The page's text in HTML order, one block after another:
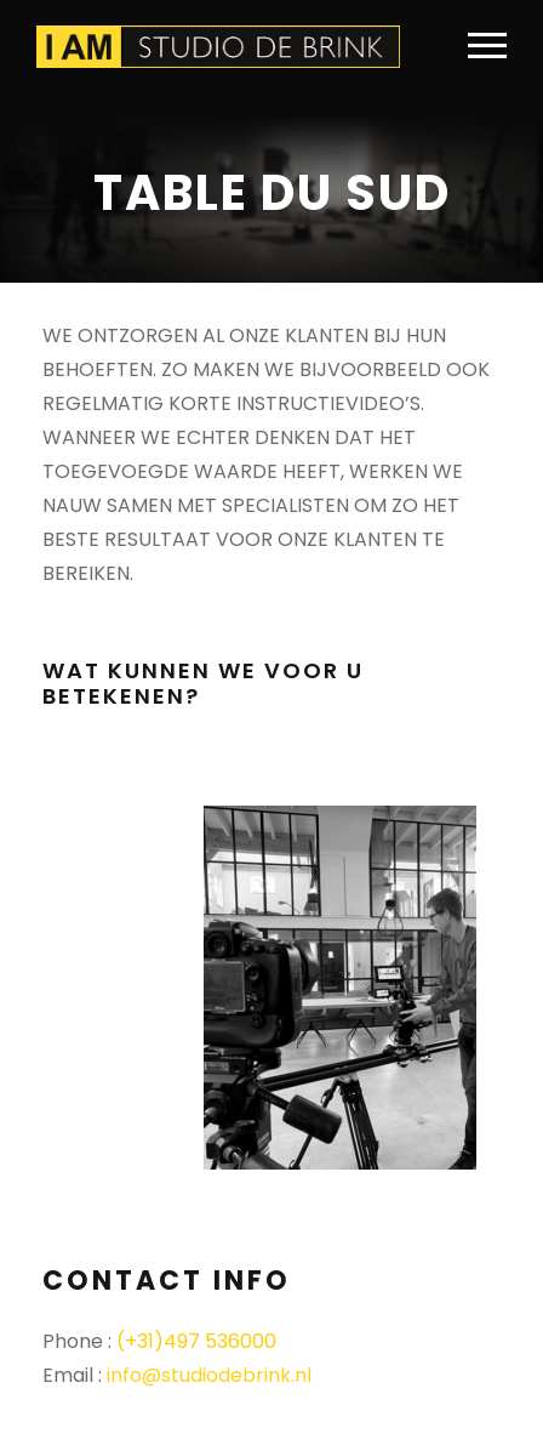
TABLE DU SUD
WE ONTZORGEN AL ONZE KLANTEN BIJ HUN
BEHOEFTEN. ZO MAKEN WE BIJVOORBEELD OOK
REGELMATIG KORTE INSTRUCTIEVIDEO’S.
WANNEER WE ECHTER DENKEN DAT HET
TOEGEVOEGDE WAARDE HEEFT, WERKEN WE
NAUW SAMEN MET SPECIALISTEN OM ZO HET
BESTE RESULTAAT VOOR ONZE KLANTEN TE
BEREIKEN.
WAT KUNNEN WE VOOR U
BETEKENEN?
CONTACT INFO
Phone : (+31)497 536000
Email : info@studiodebrink.nl